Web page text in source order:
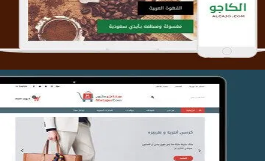
التفاصيل
تصميم متجر متاجركم